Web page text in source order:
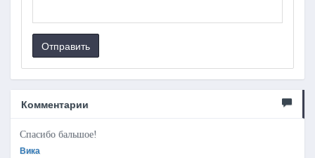
Отправить
Комментарии
Спасибо бальшое!
Вика